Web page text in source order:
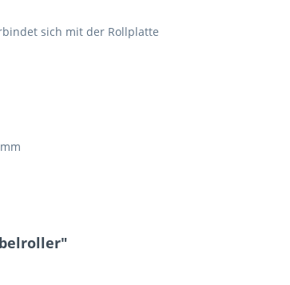
sich mit der Rollplatte